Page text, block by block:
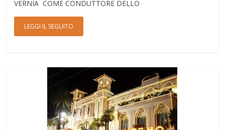
VERNIA COME CONDUTTORE DELLO
LEGGI IL SEGUITO